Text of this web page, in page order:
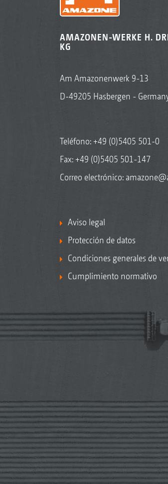
AMAZONEN-WERKE H.
KG
Am Amazonenwerk 9-13
D-49205 Hasbergen -
Teléfono:+49 (0)5405 501-0
Fax: +49 (0)5405 501-147
Correo electrónico:
Aviso legal
Protección de datos
Condiciones generales de
Cumplimiento normativo